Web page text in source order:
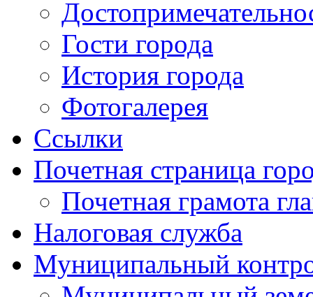
Гости города
История города
Фотогалерея
Ссылки
Почетная страница
Почетная грамота
Налоговая служба
Муниципальный